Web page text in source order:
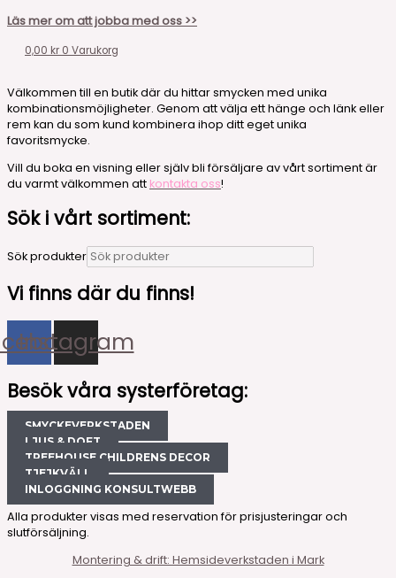
Läs mer om att jobba med oss >>
0,00 kr 0 Varukorg
Välkommen till en butik där du hittar smycken med unika
kombinationsmöjligheter. Genom att välja ett hänge och länk eller
rem kan du som kund kombinera ihop ditt eget unika
favoritsmycke.
Vill du boka en visning eller själv bli försäljare av vårt sortiment är
du varmt välkommen att kontakta oss!
Sök i vårt sortiment:
Sök produkter
Vi finns där du finns!
Instagram
Besök våra systerföretag:
SMYCKEVERKSTADEN
LJUS & DOFT
TREEHOUSE CHILDRENS DECOR
TJEJKVÄLL
INLOGGNING KONSULTWEBB
Alla produkter visas med reservation för prisjusteringar och
slutförsäljning.
Montering & drift: Hemsideverkstaden i Mark